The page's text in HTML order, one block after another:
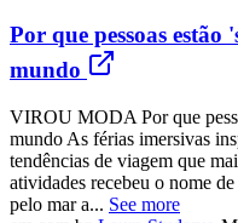
Por que pessoas
mundo
VIROU MODA Por que
mundo As férias imersivas
tendências de viagem que
atividades recebeu o nome
pelo mar a... See more